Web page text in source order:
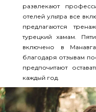
развлекают
отелей ультра все
предлагаются
турецкий хамам.
включено в
благодаря отзывам
предпочитают
каждый год.